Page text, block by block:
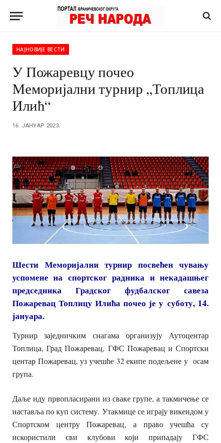
НАЈНОВИЈЕ ВЕСТИ
У Пожаревцу почео
Меморијални турнир „Топлица
Илић“
16. ЈАНУАР 2023.
Шести Меморијални турнир посвећен чувању
успомене на спортског радника и некадашњег
председника Градског фудбалског савеза
Пожаревац Топлицу Илића почео је у суботу, 14.
јануара.
Турнир заједничким снагама организују Аутоцентар
Топлица, Град Пожаревац, ГФС Пожаревац и Спортски
центар Пожаревац, уз учешће 32 екипе подељене у осам
група.
Даље иду првопласирани из сваке групе, а такмичење се
наставља по куп систему. Утакмице се играју викендом у
Спортском центру Пожаревац, а право учешћа су
искористили сви клубови који припадају ГФС